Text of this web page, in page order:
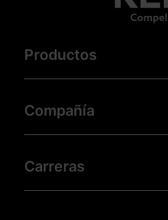
Productos
Compañía
Carreras